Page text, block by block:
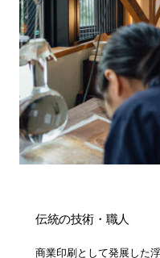
伝統の技術・職人
商業印刷として発展した